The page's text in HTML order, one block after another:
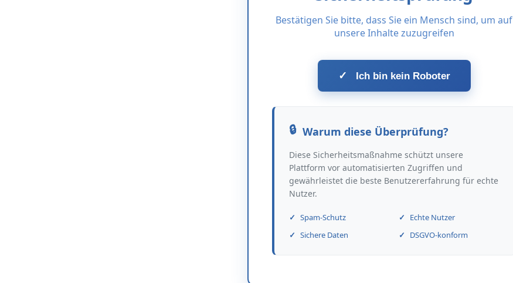
Bestätigen Sie bitte, dass Sie ein Mensch sind, um auf
unsere Inhalte zuzugreifen
✓ Ich bin kein Roboter
Warum diese Überprüfung?
Diese Sicherheitsmaßnahme schützt unsere
Plattform vor automatisierten Zugriffen und
gewährleistet die beste Benutzererfahrung für echte
Nutzer.
Spam-Schutz
Echte Nutzer
Sichere Daten
DSGVO-konform